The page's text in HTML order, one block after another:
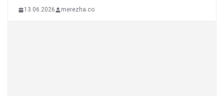
13.06.2026 merezha.co